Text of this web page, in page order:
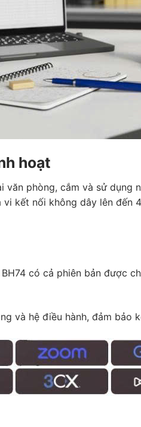
hoạt
văn phòng, cắm và sử
kết nối không dây lên
có cả phiên bản được
và hệ điều hành, đảm